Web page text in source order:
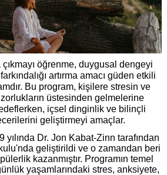
öğrenme, duygusal dengeyi
artırma amacı güden etkili
Bu program, kişilere stresin ve
üstesinden gelmelerine
içsel dinginlik ve bilinçli
geliştirmeyi amaçlar.
yılında Dr. Jon Kabat-Zinn tarafından
geliştirildi ve o zamandan beri
kazanmıştır. Programın temel
günlük yaşamlarındaki stres, anksiyete,